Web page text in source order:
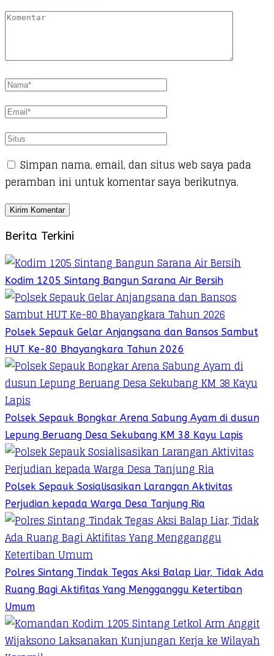
Simpan nama, email, dan situs web saya pada
peramban ini untuk komentar saya berikutnya.
Berita Terkini
Kodim 1205 Sintang Bangun Sarana Air Bersih
Polsek Sepauk Gelar Anjangsana dan Bansos Sambut
HUT Ke-80 Bhayangkara Tahun 2026
Polsek Sepauk Bongkar Arena Sabung Ayam di dusun
Lepung Beruang Desa Sekubang KM 38 Kayu Lapis
Polsek Sepauk Sosialisasikan Larangan Aktivitas
Perjudian kepada Warga Desa Tanjung Ria
Polres Sintang Tindak Tegas Aksi Balap Liar, Tidak Ada
Ruang Bagi Aktifitas Yang Mengganggu Ketertiban
Umum